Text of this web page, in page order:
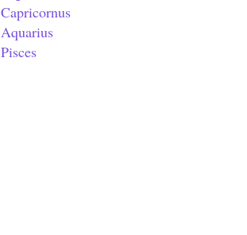
Capricornus
Aquarius
Pisces